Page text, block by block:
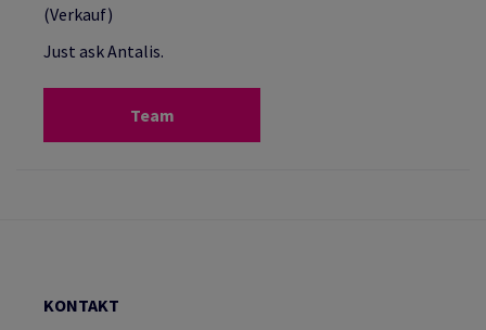
(Verkauf)
Just ask Antalis.
Team
KONTAKT